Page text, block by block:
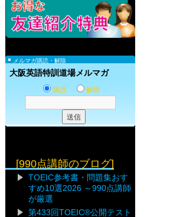
メルマガ購読・解除
大阪英語特訓道場メルマガ
購読 解除
[990点講師のブログ]
TOEIC参考書・問題集おす
すめ10選2026 ～990点講師
が厳選
第433回TOEIC®公開テスト